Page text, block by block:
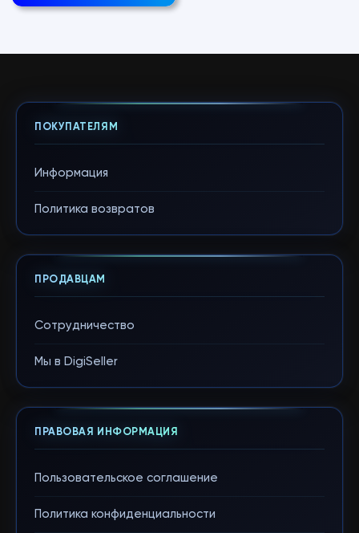
ПОКУПАТЕЛЯМ
Информация
Политика возвратов
ПРОДАВЦАМ
Сотрудничество
Мы в DigiSeller
ПРАВОВАЯ ИНФОРМАЦИЯ
Пользовательское соглашение
Политика конфиденциальности